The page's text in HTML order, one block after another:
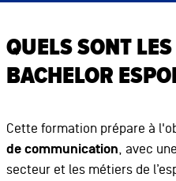
QUELS SONT
BACHELOR
Cette formation prépare à
de communication, avec
secteur et les métiers de